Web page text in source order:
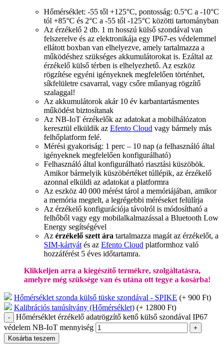
Hőmérséklet: -55 től +125°C, pontosság: 0.5°C a -10°C
tól +85°C és 2°C a -55 től -125°C közötti tartományban
Az érzékelő 2 db. 1 m hosszú külső szondával van
felszerelve és az elektronikája egy IP67-es védelemmel
ellátott boxban van elhelyezve, amely tartalmazza a
működéshez szükséges akkumulátorokat is. Ezáltal az
érzékelő külső térben is elhelyezhető. Az eszköz
rögzítése egyéni igényeknek megfelelően történhet,
síkfelületre csavarral, vagy csőre műanyag rögzítő
szalaggal!
Az akkumulátorok akár 10 év karbantartásmentes
működést biztosítanak
Az NB-IoT érzékelők az adatokat a mobilhálózaton
keresztül elküldik az Efento Cloud vagy bármely más
felhőplatform felé.
Mérési gyakoriság: 1 perc – 10 nap (a felhasználó által
igényeknek megfelelően konfigurálható)
Felhasználó által konfigurálható riasztási küszöbök.
Amikor bármelyik küszöbértéket túllépik, az érzékelő
azonnal elküldi az adatokat a platformra
Az eszköz 40 000 mérést tárol a memóriájában, amikor
a memória megtelt, a legrégebbi méréseket felülírja
Az érzékelő konfigurációja távolról is módosítható a
felhőből vagy egy mobilalkalmazással a Bluetooth Low
Energy segítségével
Az érzékelő szett ára tartalmazza magát az érzékelőt, a
SIM-kártyát és az Efento Cloud platformhoz való
hozzáférést 5 éves időtartamra.
Klikkeljen arra a kiegészítő termékre, szolgáltatásra,
amelyre még szüksége van és utána ott tegye a kosárba!
Hőmérséklet szonda külső tüske szondával - SPIKE (+ 900 Ft)
Kalibrációs tanúsítvány (Hőmérséklet) (+ 12800 Ft)
Hőmérséklet érzékelő adatrögzítő kettő külső szondával IP67
védelem NB-IoT mennyiség
Kosárba teszem